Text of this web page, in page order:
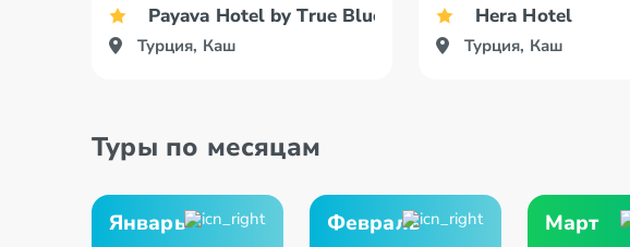
Payava Hotel by True Blue
Турция, Каш
Hera Hotel
Турция, Каш
Туры по месяцам
Январь Февраль Март